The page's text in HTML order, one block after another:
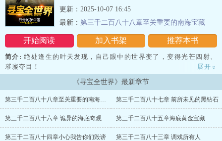
开始阅读 加入书架 推荐本书
更新：2025-10-07 16:45
最新： 第三千二百八十八章至关重要的南海宝藏
简介: 绝处逢生的叶天发现，自己眼中的世界变了，变得光芒四射、
璀璨夺目！
古董、名画、黄金、钻石、珠宝，俯拾皆是、唾手可得！
所罗门王的秘密、消失的亚特兰蒂斯，……。
它们都已不再神秘，而是彻底敞开了大门，只等叶天去探索，去发
展开 »
《寻宝全世界》最新章节
第三千二百八十八章至关重要的南海宝藏 第三千二百八十七章 前所未见的黑钻石
第三千二百八十六章 诡异的海底奇观 第三千二百八十五章海底黄金宝藏
第三千二百八十四章小心我告你们毁谤 第三千二百八十三章 调戏所有人